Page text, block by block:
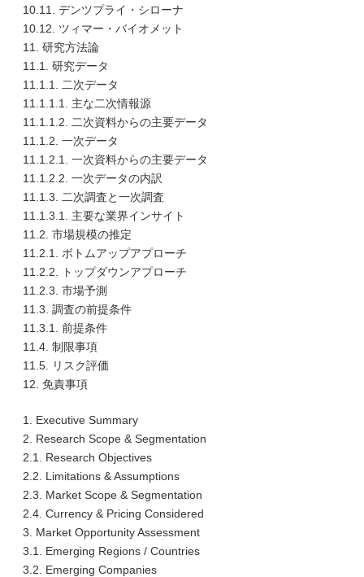
10.11. デンツプライ・シローナ
10.12. ツィマー・バイオメット
11. 研究方法論
11.1. 研究データ
11.1.1. 二次データ
11.1.1.1. 主な二次情報源
11.1.1.2. 二次資料からの主要データ
11.1.2. 一次データ
11.1.2.1. 一次資料からの主要データ
11.1.2.2. 一次データの内訳
11.1.3. 二次調査と一次調査
11.1.3.1. 主要な業界インサイト
11.2. 市場規模の推定
11.2.1. ボトムアップアプローチ
11.2.2. トップダウンアプローチ
11.2.3. 市場予測
11.3. 調査の前提条件
11.3.1. 前提条件
11.4. 制限事項
11.5. リスク評価
12. 免責事項
1. Executive Summary
2. Research Scope & Segmentation
2.1. Research Objectives
2.2. Limitations & Assumptions
2.3. Market Scope & Segmentation
2.4. Currency & Pricing Considered
3. Market Opportunity Assessment
3.1. Emerging Regions / Countries
3.2. Emerging Companies